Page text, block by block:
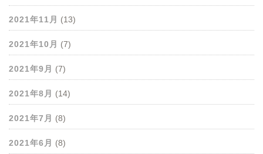
2021年11月 (13)
2021年10月 (7)
2021年9月 (7)
2021年8月 (14)
2021年7月 (8)
2021年6月 (8)